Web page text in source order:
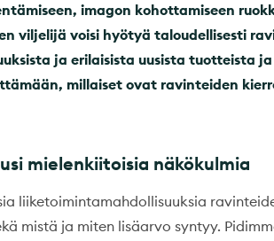
imagon kohottamiseen
viljelijä voisi hyötyä taloudellisesti
ja erilaisista uusista tuotteista
millaiset ovat ravinteiden
mielenkiitoisia näkökulmia
liiketoimintamahdollisuuksia
mistä ja miten lisäarvo syntyy.